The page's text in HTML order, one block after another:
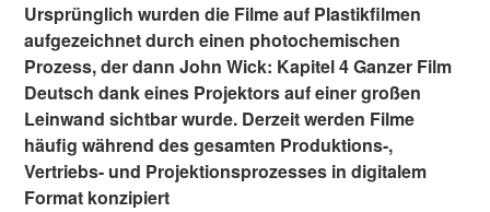
Ursprünglich wurden die Filme auf Plastikfilmen
aufgezeichnet durch einen photochemischen
Prozess, der dann John Wick: Kapitel 4 Ganzer Film
Deutsch dank eines Projektors auf einer großen
Leinwand sichtbar wurde. Derzeit werden Filme
häufig während des gesamten Produktions-,
Vertriebs- und Projektionsprozesses in digitalem
Format konzipiert